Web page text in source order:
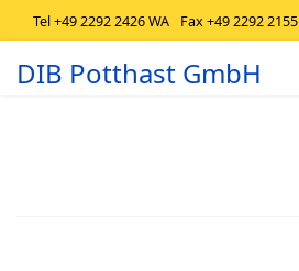
Tel +49 2292 2426 WA Fax +49 2292 2155
DIB Potthast GmbH